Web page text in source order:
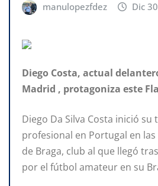
manulopezfdez Dic
Diego Costa, actual
Madrid , protagoniza este
Diego Da Silva Costa inició su
profesional en Portugal en
de Braga, club al que llegó
por el fútbol amateur en su